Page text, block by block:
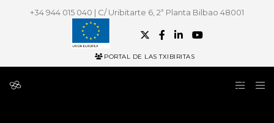
+34 944 015 040 | C/ Uribitarte 6, 2ª Planta Bilbao 48001
PORTAL DE LAS TXIBIRITAS